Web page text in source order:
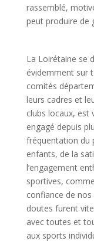
rassemblé,
peut produire de
La Loirétaine se
évidemment sur
comités
leurs cadres et
clubs locaux, est
engagé depuis
fréquentation du
enfants, de la
l’engagement
sportives,
confiance de
doutes furent
avec toutes et
aux sports